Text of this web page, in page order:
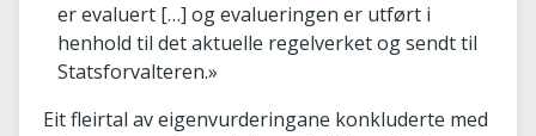
er evaluert […] og evalueringen er utført i
henhold til det aktuelle regelverket og sendt til
Statsforvalteren.»
Eit fleirtal av eigenvurderingane konkluderte med